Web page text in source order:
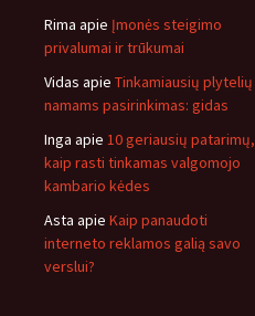
Rima apie Įmonės steigimo
privalumai ir trūkumai
Vidas apie Tinkamiausių plytelių
namams pasirinkimas: gidas
Inga apie 10 geriausių patarimų,
kaip rasti tinkamas valgomojo
kambario kėdes
Asta apie Kaip panaudoti
interneto reklamos galią savo
verslui?